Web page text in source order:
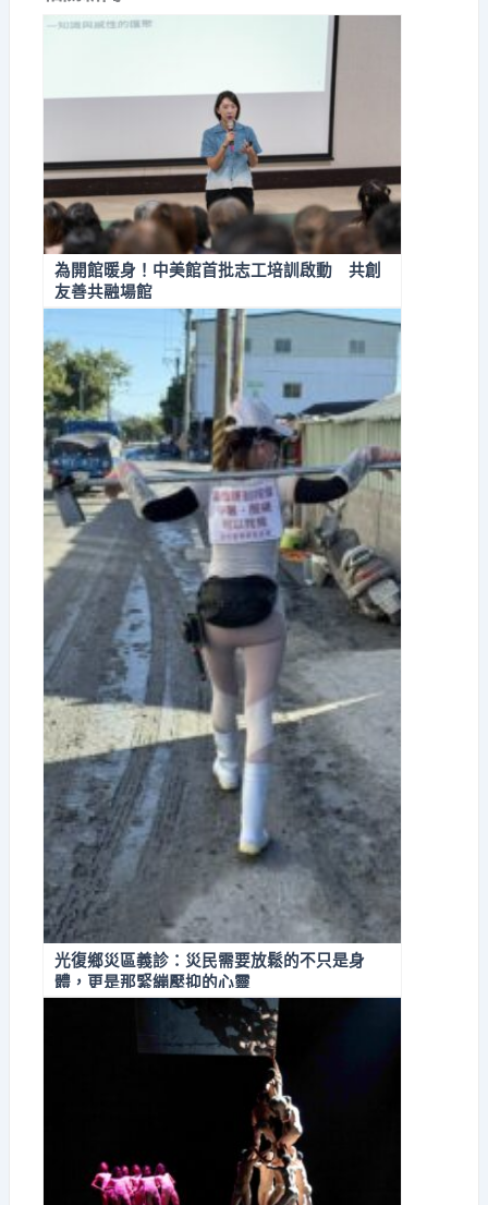
為開館暖身！中美館首批志工培訓啟動 共創
友善共融場館
光復鄉災區義診：災民需要放鬆的不只是身
體，更是那緊繃壓抑的心靈